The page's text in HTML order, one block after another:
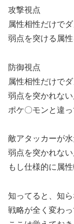
攻撃視点
属性相性だけで
弱点を突ける属
防御視点
属性相性だけで
弱点を突かれな
ポケ〇モンと違
敵アタッカーが
弱点を突かれな
もし仕様的に属
知ってると、知
戦略が全く変わ